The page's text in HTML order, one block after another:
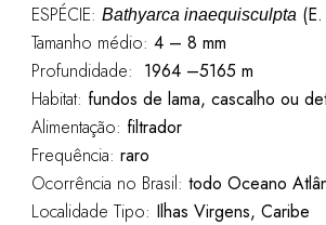
ESPÉCIE: Bathyarca inaequisculpta(E.
Tamanho médio: 4 – 8 mm
Profundidade: 1964 –5165 m
Habitat: fundos de lama, cascalho ou
Alimentação: filtrador
Frequência: raro
Ocorrência no Brasil: todo Oceano
Localidade Tipo: Ilhas Virgens, Caribe